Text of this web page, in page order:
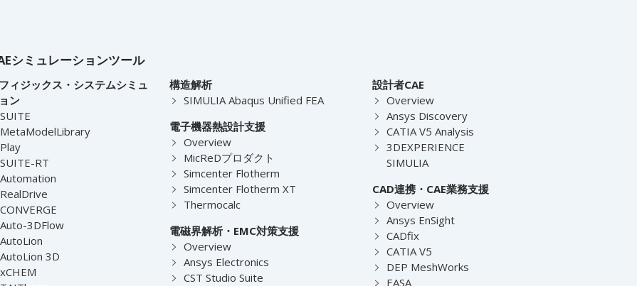
シミュレーションツール
ィジックス・システムシミュ
ン
RT
3DFlow
3D
構造解析
SIMULIA Abaqus Unified FEA
電子機器熱設計支援
Overview
MicReDプロダクト
Simcenter Flotherm
Simcenter Flotherm XT
Thermocalc
電磁界解析・EMC対策支援
Overview
Ansys Electronics
CST Studio Suite
設計者CAE
Overview
Ansys Discovery
CATIA V5 Analysis
3DEXPERIENCE
SIMULIA
CAD連携・CAE業務支援
Overview
Ansys EnSight
CADfix
CATIA V5
DEP MeshWorks
EASA